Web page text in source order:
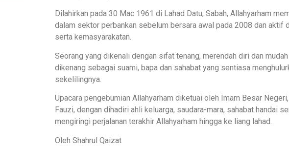
Dilahirkan pada 30 Mac 1961 di Lahad Datu, Sabah, Allahyarham
dalam sektor perbankan sebelum bersara awal pada 2008 dan aktif
serta kemasyarakatan.
Seorang yang dikenali dengan sifat tenang, merendah diri dan
dikenang sebagai suami, bapa dan sahabat yang sentiasa
sekelilingnya.
Upacara pengebumian Allahyarham diketuai oleh Imam Besar
Fauzi, dengan dihadiri ahli keluarga, saudara-mara, sahabat handai
mengiringi perjalanan terakhir Allahyarham hingga ke liang lahad.
Oleh Shahrul Qaizat